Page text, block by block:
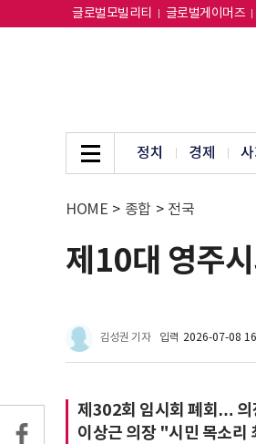
글로벌모빌리티 글로벌게이머즈
정치 경제 사
HOME > 종합 > 전국
제10대 영주
김성권 기자 입력 2026-07-08
제302회 임시회 폐회… 의
이상근 의장 "시민 목소리